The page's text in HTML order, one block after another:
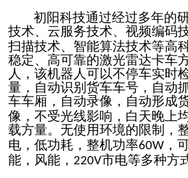
初阳科技通过经过多年的
技术、云服务技术、视频编码
扫描技术、智能算法技术等高
稳定、高可靠的激光雷达卡车
人，该机器人可以不停车实时
量，自动识别货车车号，自动
车车厢，自动录像， 自动形成
像，不受光线影响，白天晚上
载方量。无使用环境的限制，
电，低功耗，整机功率60W，
能，风能， 220V市电等多种方